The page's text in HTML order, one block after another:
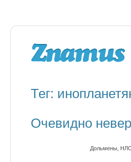
Тег:
Очевидно
Дольмены,